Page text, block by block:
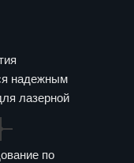
надежным
лазерной
по